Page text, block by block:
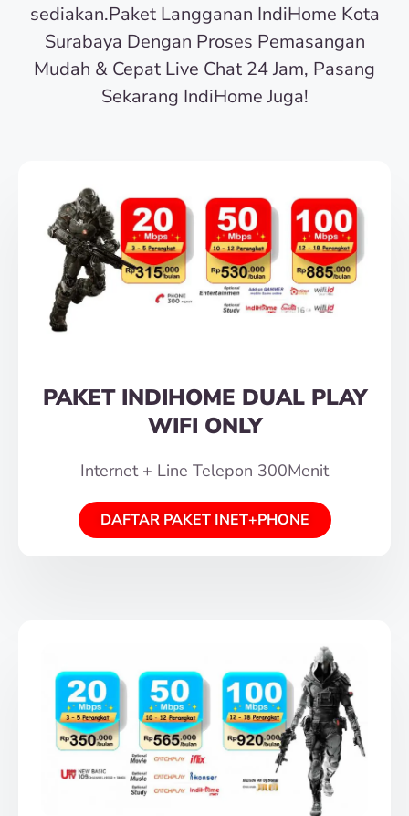
sediakan.Paket Langganan IndiHome Kota
Surabaya Dengan Proses Pemasangan
Mudah & Cepat Live Chat 24 Jam, Pasang
Sekarang IndiHome Juga!
PAKET INDIHOME DUAL PLAY
WIFI ONLY
Internet + Line Telepon 300Menit
DAFTAR PAKET INET+PHONE